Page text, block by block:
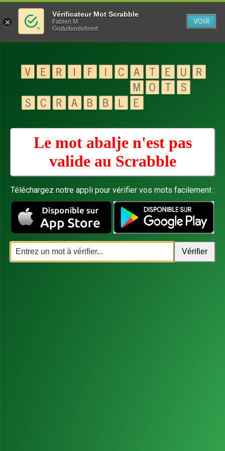
Le mot abalje n'est pas
valide au Scrabble
Téléchargez notre appli pour vérifier vos mots facilement :
Vérificateur Mot Scrabble
Fabien M
Gratuitundefined
VOIR